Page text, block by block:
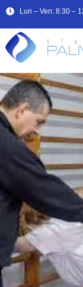
Lun – Ven: 8:30 –